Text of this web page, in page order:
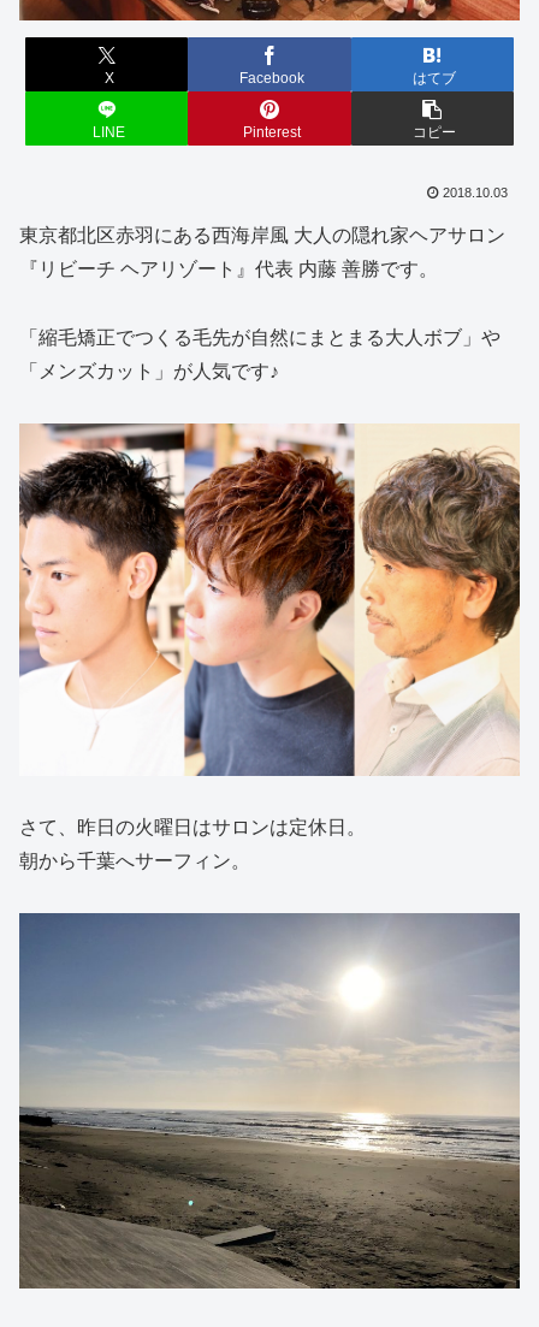
X Facebook はてブ
LINE Pinterest コピー
2018.10.03
東京都北区赤羽にある西海岸風 大人の隠れ家ヘアサロン
『リビーチ ヘアリゾート』代表 内藤 善勝です。
「縮毛矯正でつくる毛先が自然にまとまる大人ボブ」や
「メンズカット」が人気です♪
さて、昨日の火曜日はサロンは定休日。
朝から千葉へサーフィン。